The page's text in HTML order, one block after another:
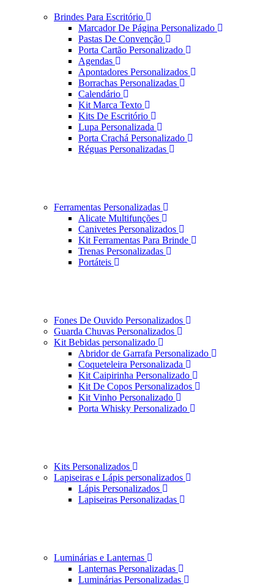
Brindes Para Escritório
Marcador De Página Personalizado
Pastas De Convenção
Porta Cartão Personalizado
Agendas
Apontadores Personalizados
Borrachas Personalizadas
Calendário
Kit Marca Texto
Kits De Escritório
Lupa Personalizada
Porta Crachá Personalizado
Réguas Personalizadas
Ferramentas Personalizadas
Alicate Multifunções
Canivetes Personalizados
Kit Ferramentas Para Brinde
Trenas Personalizadas
Portáteis
Fones De Ouvido Personalizados
Guarda Chuvas Personalizados
Kit Bebidas personalizado
Abridor de Garrafa Personalizado
Coqueteleira Personalizada
Kit Caipirinha Personalizado
Kit De Copos Personalizados
Kit Vinho Personalizado
Porta Whisky Personalizado
Kits Personalizados
Lapiseiras e Lápis personalizados
Lápis Personalizados
Lapiseiras Personalizadas
Luminárias e Lanternas
Lanternas Personalizadas
Luminárias Personalizadas